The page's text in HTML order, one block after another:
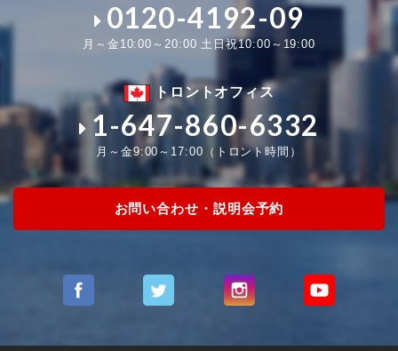
0120-4192-09
月～金10:00～20:00 土日祝10:00～19:00
トロントオフィス
1-647-860-6332
月～金9:00～17:00（トロント時間）
お問い合わせ・説明会予約